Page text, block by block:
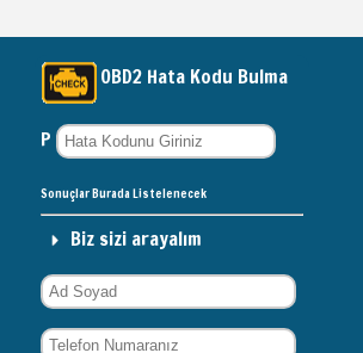
OBD2 Hata Kodu Bulma
P
Sonuçlar Burada Listelenecek
Biz sizi arayalım